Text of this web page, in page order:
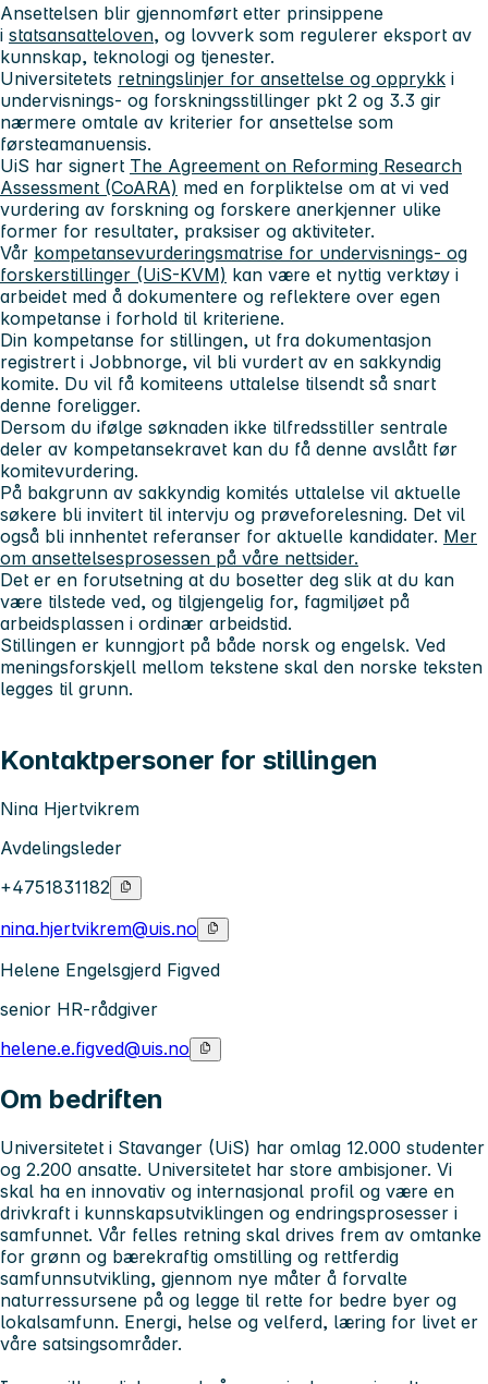
Ansettelsen blir gjennomført etter prinsippene
i statsansatteloven, og lovverk som regulerer eksport av
kunnskap, teknologi og tjenester.
Universitetets retningslinjer for ansettelse og opprykk i
undervisnings- og forskningsstillinger pkt 2 og 3.3 gir
nærmere omtale av kriterier for ansettelse som
førsteamanuensis.
UiS har signert The Agreement on Reforming Research
Assessment (CoARA) med en forpliktelse om at vi ved
vurdering av forskning og forskere anerkjenner ulike
former for resultater, praksiser og aktiviteter.
Vår kompetansevurderingsmatrise for undervisnings- og
forskerstillinger (UiS-KVM) kan være et nyttig verktøy i
arbeidet med å dokumentere og reflektere over egen
kompetanse i forhold til kriteriene.
Din kompetanse for stillingen, ut fra dokumentasjon
registrert i Jobbnorge, vil bli vurdert av en sakkyndig
komite. Du vil få komiteens uttalelse tilsendt så snart
denne foreligger.
Dersom du ifølge søknaden ikke tilfredsstiller sentrale
deler av kompetansekravet kan du få denne avslått før
komitevurdering.
På bakgrunn av sakkyndig komités uttalelse vil aktuelle
søkere bli invitert til intervju og prøveforelesning. Det vil
også bli innhentet referanser for aktuelle kandidater. Mer
om ansettelsesprosessen på våre nettsider.
Det er en forutsetning at du bosetter deg slik at du kan
være tilstede ved, og tilgjengelig for, fagmiljøet på
arbeidsplassen i ordinær arbeidstid.
Stillingen er kunngjort på både norsk og engelsk. Ved
meningsforskjell mellom tekstene skal den norske teksten
legges til grunn.
Kontaktpersoner for stillingen
Nina Hjertvikrem
Avdelingsleder
+4751831182
nina.hjertvikrem@uis.no
Helene Engelsgjerd Figved
senior HR-rådgiver
helene.e.figved@uis.no
Om bedriften
Universitetet i Stavanger (UiS) har omlag 12.000 studenter
og 2.200 ansatte. Universitetet har store ambisjoner. Vi
skal ha en innovativ og internasjonal profil og være en
drivkraft i kunnskapsutviklingen og endringsprosesser i
samfunnet. Vår felles retning skal drives frem av omtanke
for grønn og bærekraftig omstilling og rettferdig
samfunnsutvikling, gjennom nye måter å forvalte
naturressursene på og legge til rette for bedre byer og
lokalsamfunn. Energi, helse og velferd, læring for livet er
våre satsingsområder.